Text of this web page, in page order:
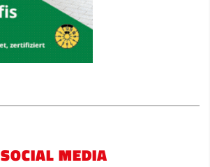
SOCIAL MEDIA